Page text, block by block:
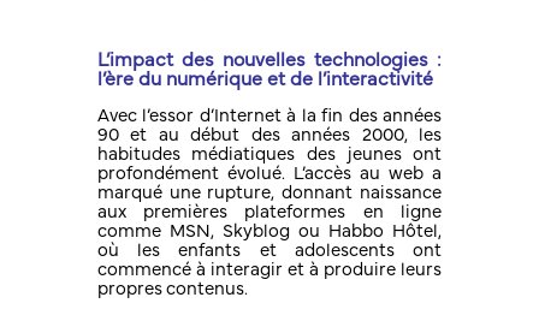
L’impact des nouvelles technologies :
l’ère du numérique et de l’interactivité
Avec l’essor d’Internet à la fin des années
90 et au début des années 2000, les
habitudes médiatiques des jeunes ont
profondément évolué. L’accès au web a
marqué une rupture, donnant naissance
aux premières plateformes en ligne
comme MSN, Skyblog ou Habbo Hôtel,
où les enfants et adolescents ont
commencé à interagir et à produire leurs
propres contenus.